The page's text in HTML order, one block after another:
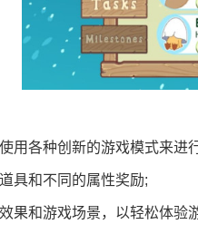
用各种创新的游戏模式来进
具和不同的属性奖励;
果和游戏场景，以轻松体验